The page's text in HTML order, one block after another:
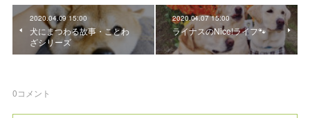
2020.04.09 15:00
犬にまつわる故事・ことわ
ざシリーズ
2020.04.07 15:00
ライナスのNice!ライフ🐾
0コメント